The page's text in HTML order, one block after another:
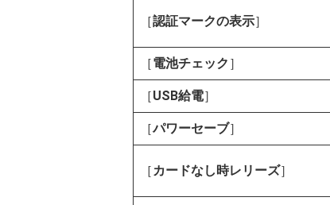
［認証マークの表示］
［電池チェック ］
［USB給電］
［パワーセーブ］
［カードなし時レリーズ］